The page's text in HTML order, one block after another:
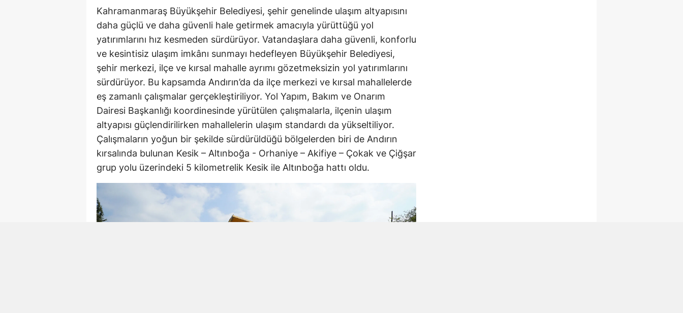
Kahramanmaraş Büyükşehir Belediyesi, şehir genelinde ulaşım altyapısını
daha güçlü ve daha güvenli hale getirmek amacıyla yürüttüğü yol
yatırımlarını hız kesmeden sürdürüyor. Vatandaşlara daha güvenli, konforlu
ve kesintisiz ulaşım imkânı sunmayı hedefleyen Büyükşehir Belediyesi,
şehir merkezi, ilçe ve kırsal mahalle ayrımı gözetmeksizin yol yatırımlarını
sürdürüyor. Bu kapsamda Andırın’da da ilçe merkezi ve kırsal mahallelerde
eş zamanlı çalışmalar gerçekleştiriliyor. Yol Yapım, Bakım ve Onarım
Dairesi Başkanlığı koordinesinde yürütülen çalışmalarla, ilçenin ulaşım
altyapısı güçlendirilirken mahallelerin ulaşım standardı da yükseltiliyor.
Çalışmaların yoğun bir şekilde sürdürüldüğü bölgelerden biri de Andırın
kırsalında bulunan Kesik – Altınboğa - Orhaniye – Akifiye – Çokak ve Çiğşar
grup yolu üzerindeki 5 kilometrelik Kesik ile Altınboğa hattı oldu.